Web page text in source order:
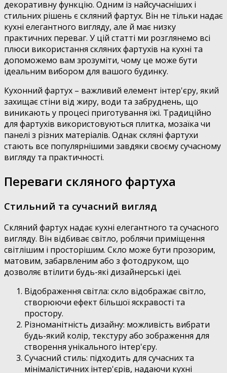
декоративну функцію. Одним із найсучасніших і
стильних рішень є скляний фартух. Він не тільки надає
кухні елегантного вигляду, але й має низку
практичних переваг. У цій статті ми розглянемо всі
плюси використання скляних фартухів на кухні та
допоможемо вам зрозуміти, чому це може бути
ідеальним вибором для вашого будинку.
Кухонний фартух – важливий елемент інтер'єру, який
захищає стіни від жиру, води та забруднень, що
виникають у процесі приготування їжі. Традиційно
для фартухів використовуються плитка, мозаїка чи
панелі з різних матеріалів. Однак скляні фартухи
стають все популярнішими завдяки своєму сучасному
вигляду та практичності.
Переваги скляного фартуха
Стильний та сучасний вигляд
Скляний фартух надає кухні елегантного та сучасного
вигляду. Він відбиває світло, роблячи приміщення
світлішим і просторішим. Скло може бути прозорим,
матовим, забарвленим або з фотодруком, що
дозволяє втілити будь-які дизайнерські ідеї.
Відображення світла: скло відображає світло,
створюючи ефект більшої яскравості та
простору.
Різноманітність дизайну: можливість вибрати
будь-який колір, текстуру або зображення для
створення унікального інтер'єру.
Сучасний стиль: підходить для сучасних та
мінімалістичних інтер'єрів, надаючи кухні